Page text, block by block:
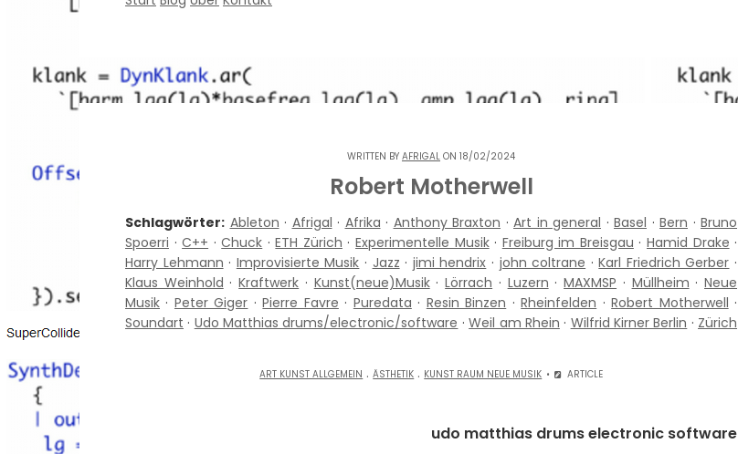
WRITTEN BY AFRIGAL ON 18/02/2024
Robert Motherwell
Schlagwörter: Ableton · Afrigal · Afrika · Anthony Braxton · Art in general · Basel · Bern · Bruno
Spoerri ·C++ ·Chuck ·ETH Zürich ·Experimentelle Musik· Freiburg im Breisgau · Hamid Drake ·
Harry Lehmann · Improvisierte Musik · Jazz · jimi hendrix · john coltrane ·Karl Friedrich Gerber ·
Klaus Weinhold ·Kraftwerk · Kunst(neue)Musik·Lörrach · Luzern ·MAXMSP · Müllheim ·Neue
Musik · Peter Giger ·Pierre Favre · Puredata · Resin Binzen ·Rheinfelden ·Robert Motherwell ·
Soundart · Udo Matthias drums/electronic/software ·Weil am Rhein · Wilfrid Kirner Berlin · Zürich
ART KUNST ALLGEMEIN .ÄSTHETIK . KUNST RAUM NEUE MUSIK ARTICLE
udo matthias drums electronic software